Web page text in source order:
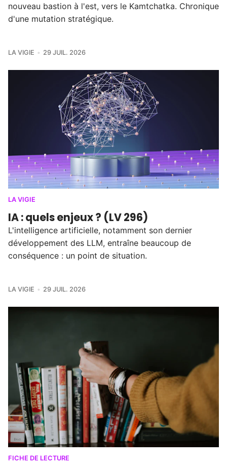
nouveau bastion à l'est, vers le Kamtchatka. Chronique
d'une mutation stratégique.
LA VIGIE 29 JUIL. 2026
LA VIGIE
IA : quels enjeux ? (LV 296)
L'intelligence artificielle, notamment son dernier
développement des LLM, entraîne beaucoup de
conséquence : un point de situation.
LA VIGIE 29 JUIL. 2026
FICHE DE LECTURE